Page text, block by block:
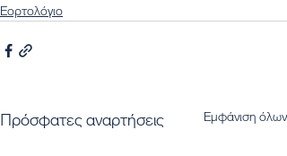
Εορτολόγιο
Πρόσφατες αναρτήσεις Εμφάνιση όλων